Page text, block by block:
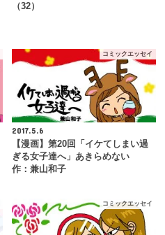
（32）
コミックエッセイ
2017.5.6
【漫画】第20回「イケてしまい過
ぎる女子達へ」あきらめない
作：兼山和子
コミックエッセイ